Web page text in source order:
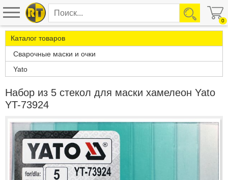
0
Каталог товаров
Сварочные маски и очки
Yato
Набор из 5 стекол для маски хамелеон Yato
YT-73924